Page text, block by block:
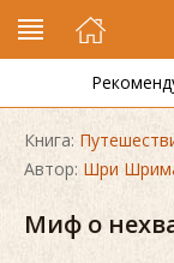
Книга:
Автор: Шри
Миф о